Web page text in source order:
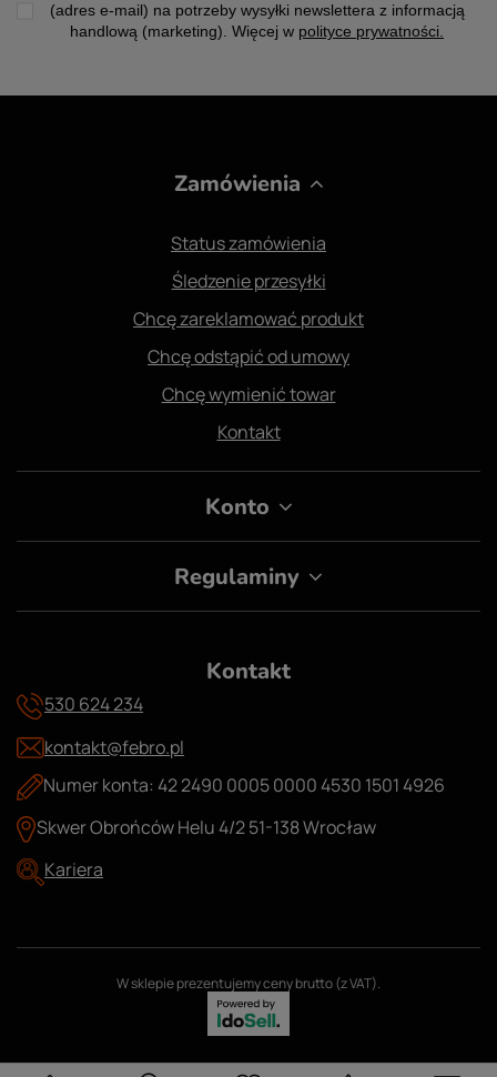
(adres e-mail) na potrzeby wysyłki newslettera z informacją
handlową (marketing). Więcej w polityce prywatności.
Zamówienia
Status zamówienia
Śledzenie przesyłki
Chcę zareklamować produkt
Chcę odstąpić od umowy
Chcę wymienić towar
Kontakt
Konto
Regulaminy
Kontakt
530 624 234
kontakt@febro.pl
Numer konta: 42 2490 0005 0000 4530 1501 4926
Skwer Obrońców Helu 4/2 51-138 Wrocław
Kariera
W sklepie prezentujemy ceny brutto (z VAT).